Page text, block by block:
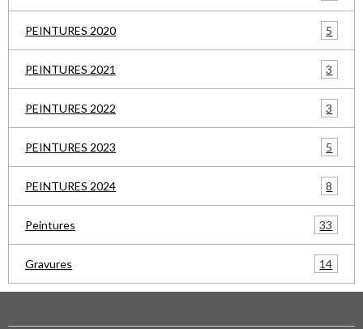
PEINTURES 2020 5
PEINTURES 2021 3
PEINTURES 2022 3
PEINTURES 2023 5
PEINTURES 2024 8
Peintures 33
Gravures 14